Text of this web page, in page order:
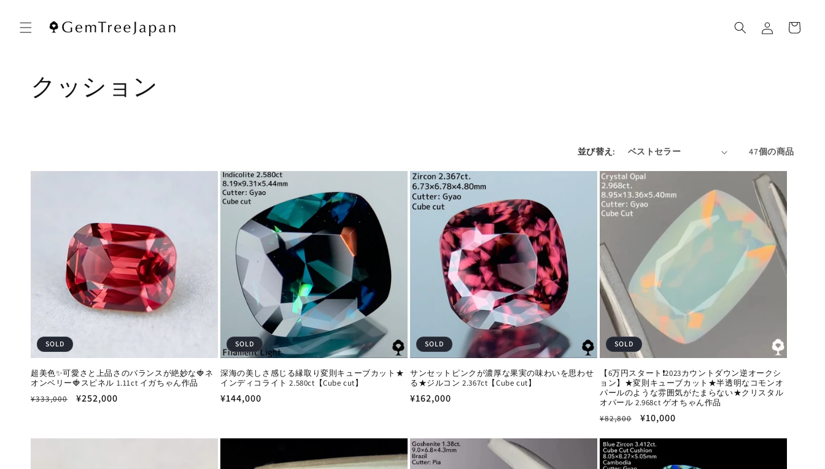
進む
イ
ー
コ
シ
クッション
並び替え: 47個の商品
SOLD
超美色✨可愛さと上品さのバランスが絶妙な🍓ネ
オンベリー🍓スピネル 1.11ct イガちゃん作品
通
格
¥333,000
セ
価
¥252,000
SOLD
深海の美しさ感じる縁取り変則キューブカット★
インディコライト 2.580ct【Cube cut】
通
格
¥144,000
SOLD
サンセットピンクが濃厚な果実の味わいを思わせ
る★ジルコン 2.367ct【Cube cut】
通
格
¥162,000
SOLD
【6万円スタート❗️2023カウントダウン逆オークシ
ョン】★変則キューブカット★半透明なコモンオ
パールのような雰囲気がたまらない★クリスタル
オパール 2.968ct ゲオちゃん作品
通
価
格
¥82,800
セ
ル
価
¥10,000